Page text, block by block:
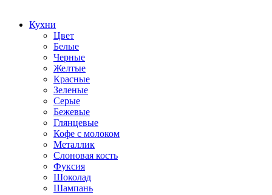
Кухни
Цвет
Белые
Черные
Желтые
Красные
Зеленые
Серые
Бежевые
Глянцевые
Кофе с молоком
Металлик
Слоновая кость
Фуксия
Шоколад
Шампань